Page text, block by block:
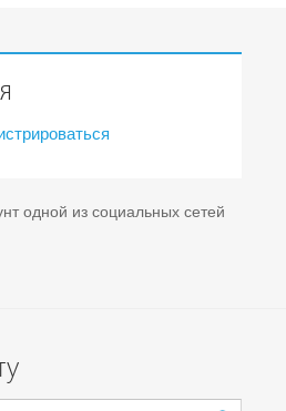
одной из социальных сетей